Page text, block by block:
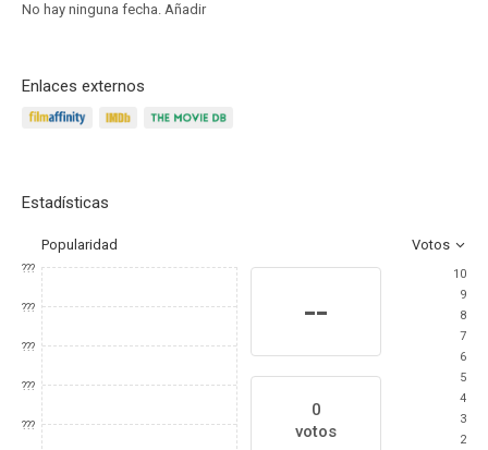
No hay ninguna fecha. Añadir
Enlaces externos
Estadísticas
Popularidad Votos
???
???
???
???
???
--
0
votos
10
9
8
7
6
5
4
3
2